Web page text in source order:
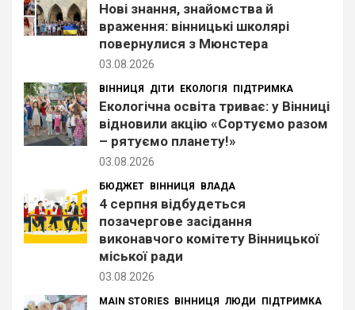
Нові знання, знайомства й
враження: вінницькі школярі
повернулися з Мюнстера
03.08.2026
ВІННИЦЯ ДІТИ ЕКОЛОГІЯ ПІДТРИМКА
Екологічна освіта триває: у Вінниці
відновили акцію «Сортуємо разом
– рятуємо планету!»
03.08.2026
БЮДЖЕТ ВІННИЦЯ ВЛАДА
4 серпня відбудеться
позачергове засідання
виконавчого комітету Вінницької
міської ради
03.08.2026
MAIN STORIES ВІННИЦЯ ЛЮДИ ПІДТРИМКА